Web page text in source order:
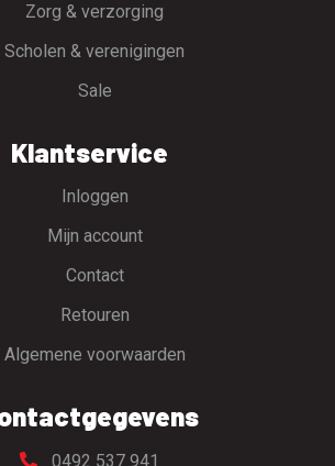
Zorg & verzorging
Scholen & verenigingen
Sale
Klantservice
Inloggen
Mijn account
Contact
Retouren
Algemene voorwaarden
0492 537 941